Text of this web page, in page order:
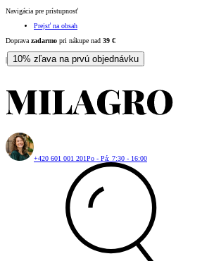
Navigácia pre prístupnosť
Prejsť na obsah
Doprava zadarmo pri nákupe nad 39 €
| 10% zľava na prvú objednávku
+420 601 001 201Po - Pá: 7:30 - 16:00